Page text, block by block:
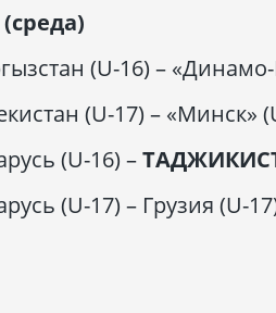
(U-16) –
(U-17) – «Минск»
(U-16) –
(U-17) – Грузия (U-